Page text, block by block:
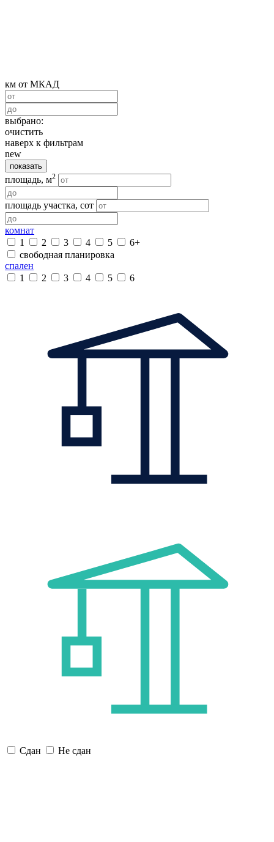
км от МКАД
выбрано:
очистить
наверх к фильтрам
new
показать
площадь, м2
площадь участка, сот
комнат
1
2 3 4 5
6+
свободная планировка
спален
1
2 3 4 5 6
Сдан Не сдан